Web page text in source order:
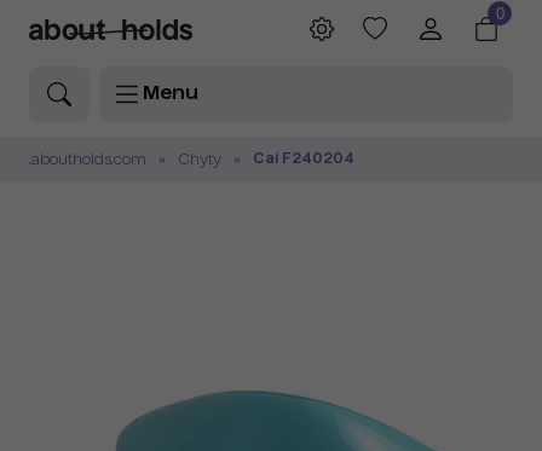
Menu
0
.aboutholds.com Chyty Cai F240204